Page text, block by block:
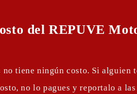
del REPUVE
no tiene ningún costo. Si alguien
no lo pagues y reportalo a las